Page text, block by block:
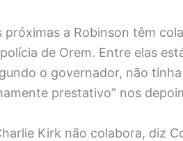
próximas a Robinson têm
de Orem. Entre elas
o governador, não
prestativo” nos
Kirk não colabora, diz